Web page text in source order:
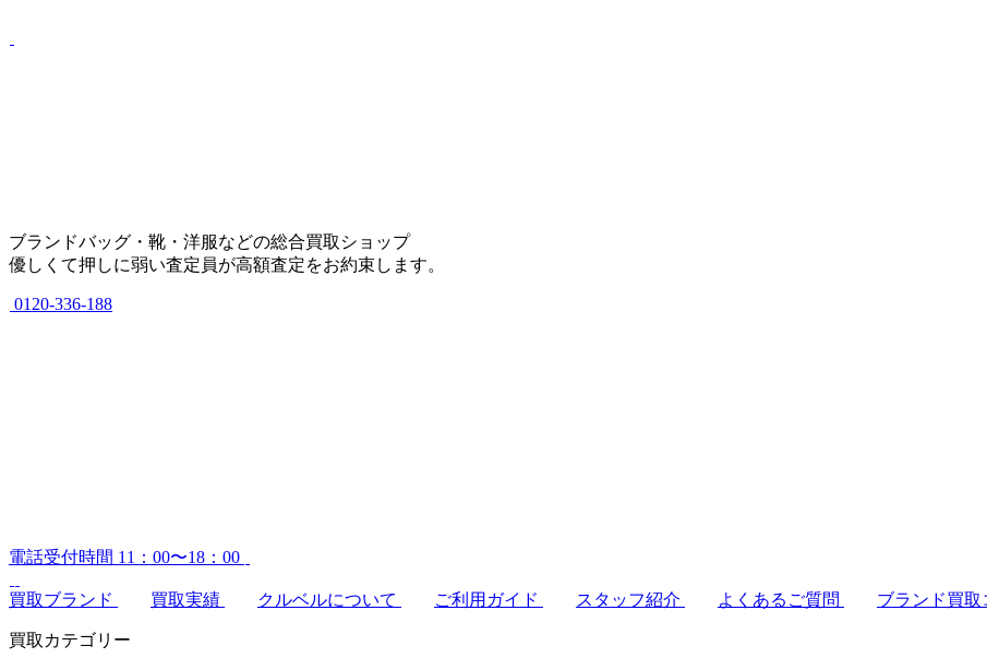
ブランドバッグ・靴・洋服などの総合買取ショップ
優しくて押しに弱い査定員が高額査定をお約束します。
0120-336-188
電話受付時間 11：00〜18：00
買取ブランド 買取実績 クルベルについて ご利用ガイド スタッフ紹介 よくあるご質問 ブランド買取
買取カテゴリー